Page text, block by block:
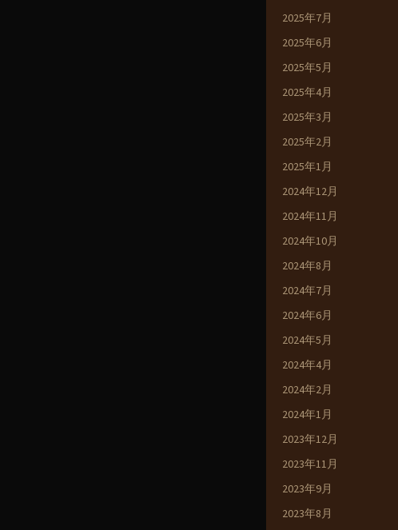
2025年7月
2025年6月
2025年5月
2025年4月
2025年3月
2025年2月
2025年1月
2024年12月
2024年11月
2024年10月
2024年8月
2024年7月
2024年6月
2024年5月
2024年4月
2024年2月
2024年1月
2023年12月
2023年11月
2023年9月
2023年8月